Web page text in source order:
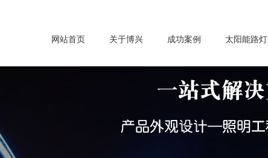
网站首页 关于博兴 成功案例 太阳能路灯